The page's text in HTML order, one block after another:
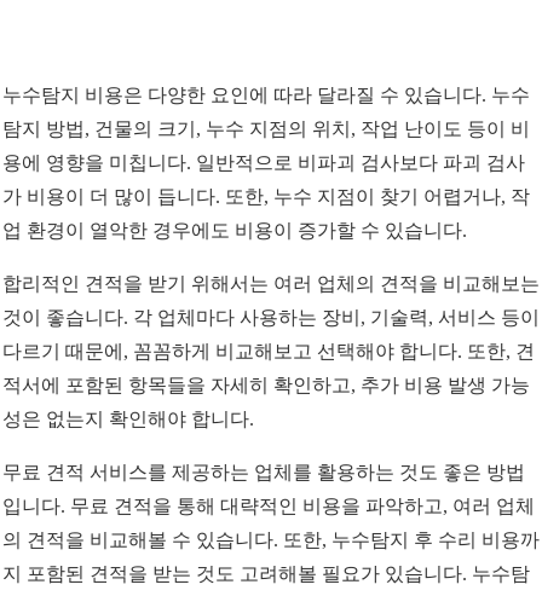
누수탐지 비용은 다양한 요인에 따라 달라질 수 있습니다. 누수
탐지 방법, 건물의 크기, 누수 지점의 위치, 작업 난이도 등이 비
용에 영향을 미칩니다. 일반적으로 비파괴 검사보다 파괴 검사
가 비용이 더 많이 듭니다. 또한, 누수 지점이 찾기 어렵거나, 작
업 환경이 열악한 경우에도 비용이 증가할 수 있습니다.
합리적인 견적을 받기 위해서는 여러 업체의 견적을 비교해보는
것이 좋습니다. 각 업체마다 사용하는 장비, 기술력, 서비스 등이
다르기 때문에, 꼼꼼하게 비교해보고 선택해야 합니다. 또한, 견
적서에 포함된 항목들을 자세히 확인하고, 추가 비용 발생 가능
성은 없는지 확인해야 합니다.
무료 견적 서비스를 제공하는 업체를 활용하는 것도 좋은 방법
입니다. 무료 견적을 통해 대략적인 비용을 파악하고, 여러 업체
의 견적을 비교해볼 수 있습니다. 또한, 누수탐지 후 수리 비용까
지 포함된 견적을 받는 것도 고려해볼 필요가 있습니다. 누수탐